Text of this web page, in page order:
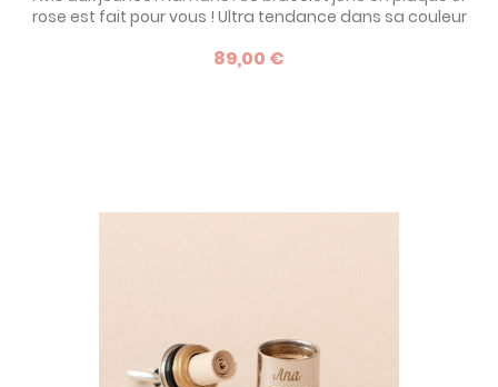
rose est fait pour vous ! Ultra tendance dans sa couleur
reprenant les détails de la naissance de votre enfant
89,00 €